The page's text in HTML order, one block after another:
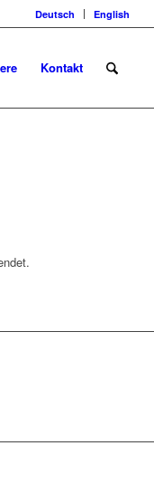
Deutsch English
Kontakt